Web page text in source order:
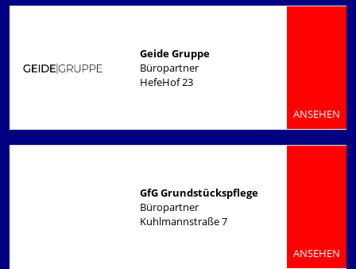
Geide Gruppe
Büropartner
HefeHof 23
ANSEHEN
GfG Grundstückspflege
Büropartner
Kuhlmannstraße 7
ANSEHEN